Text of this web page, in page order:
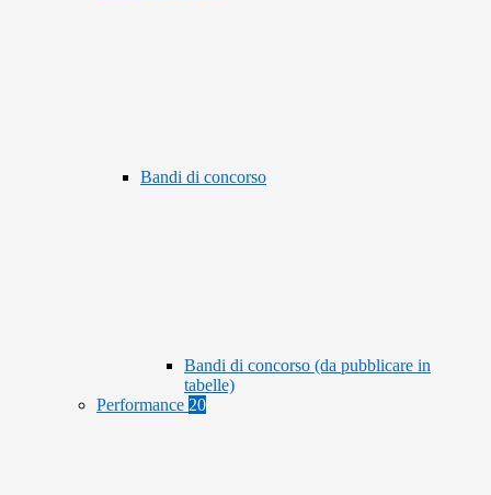
Bandi di concorso
Bandi di concorso (da pubblicare in
tabelle)
Performance 20